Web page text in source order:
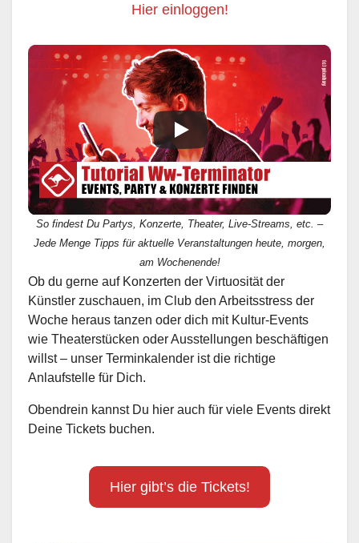
Hier einloggen!
So findest Du Partys, Konzerte, Theater, Live-Streams, etc. –
Jede Menge Tipps für aktuelle Veranstaltungen heute, morgen,
am Wochenende!
Ob du gerne auf Konzerten der Virtuosität der
Künstler zuschauen, im Club den Arbeitsstress der
Woche heraus tanzen oder dich mit Kultur-Events
wie Theaterstücken oder Ausstellungen beschäftigen
willst – unser Terminkalender ist die richtige
Anlaufstelle für Dich.
Obendrein kannst Du hier auch für viele Events direkt
Deine Tickets buchen.
Hier gibt’s die Tickets!